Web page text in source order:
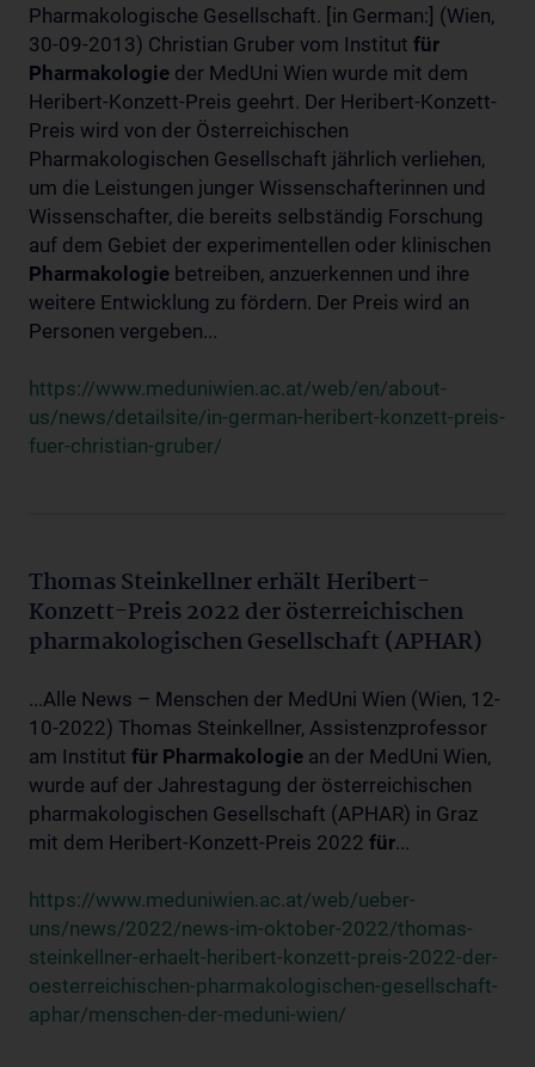
Pharmakologische Gesellschaft. [in German:] (Wien,
30-09-2013) Christian Gruber vom Institut für
Pharmakologie der MedUni Wien wurde mit dem
Heribert-Konzett-Preis geehrt. Der Heribert-Konzett-
Preis wird von der Österreichischen
Pharmakologischen Gesellschaft jährlich verliehen,
um die Leistungen junger Wissenschafterinnen und
Wissenschafter, die bereits selbständig Forschung
auf dem Gebiet der experimentellen oder klinischen
Pharmakologie betreiben, anzuerkennen und ihre
weitere Entwicklung zu fördern. Der Preis wird an
Personen vergeben...
https://www.meduniwien.ac.at/web/en/about-
us/news/detailsite/in-german-heribert-konzett-preis-
fuer-christian-gruber/
Thomas Steinkellner erhält Heribert-
Konzett-Preis 2022 der österreichischen
pharmakologischen Gesellschaft (APHAR)
...Alle News – Menschen der MedUni Wien (Wien, 12-
10-2022) Thomas Steinkellner, Assistenzprofessor
am Institut für Pharmakologie an der MedUni Wien,
wurde auf der Jahrestagung der österreichischen
pharmakologischen Gesellschaft (APHAR) in Graz
mit dem Heribert-Konzett-Preis 2022 für...
https://www.meduniwien.ac.at/web/ueber-
uns/news/2022/news-im-oktober-2022/thomas-
steinkellner-erhaelt-heribert-konzett-preis-2022-der-
oesterreichischen-pharmakologischen-gesellschaft-
aphar/menschen-der-meduni-wien/